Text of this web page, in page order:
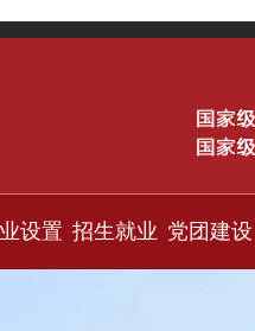
设置 招生就业 党团建设